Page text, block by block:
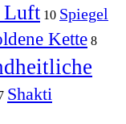
Luft 10 Spiegel
Kette 8
Shakti